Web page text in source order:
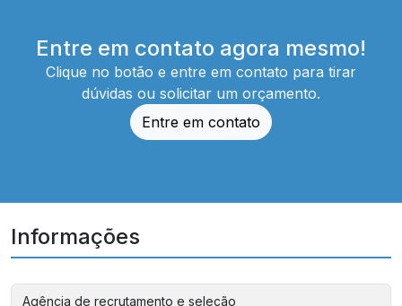
Entre em contato agora mesmo!
Clique no botão e entre em contato para tirar
dúvidas ou solicitar um orçamento.
Entre em contato
Informações
Agência de recrutamento e seleção